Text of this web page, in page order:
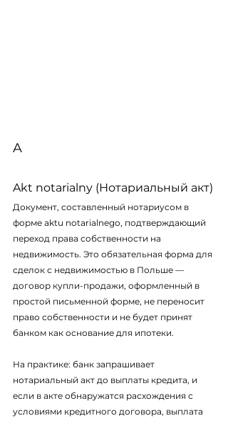
A
Akt notarialny (Нотариальный акт)
Документ, составленный нотариусом в
форме aktu notarialnego, подтверждающий
переход права собственности на
недвижимость. Это обязательная форма для
сделок с недвижимостью в Польше —
договор купли-продажи, оформленный в
простой письменной форме, не переносит
право собственности и не будет принят
банком как основание для ипотеки.
На практике: банк запрашивает
нотариальный акт до выплаты кредита, и
если в акте обнаружатся расхождения с
условиями кредитного договора, выплата